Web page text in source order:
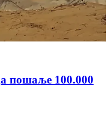
пошаље 100.000